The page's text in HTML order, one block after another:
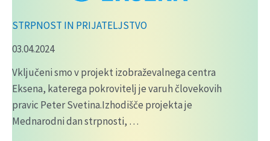
STRPNOST IN PRIJATELJSTVO
03.04.2024
Vključeni smo v projekt izobraževalnega centra
Eksena, katerega pokrovitelj je varuh človekovih
pravic Peter Svetina.Izhodišče projekta je
Mednarodni dan strpnosti, …